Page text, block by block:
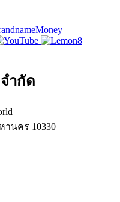
ำกัด
นคร 10330